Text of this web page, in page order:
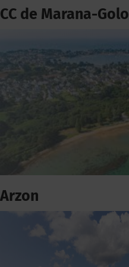
CC de Marana-Golo
Arzon